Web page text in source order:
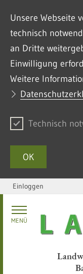
Unsere Webseite
technisch
an Dritte
Einwilligung
Weitere
Technisch
OK
Zum Inhalt
Einloggen
MENÜ